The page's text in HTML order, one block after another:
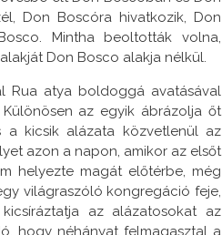
Don Boscóra hivatkozik, Don
Mintha beoltották volna,
Don Bosco alakja nélkül.
Rua atya boldoggá avatásával
az egyik ábrázolja őt
a kicsik alázata közvetlenül az
azon a napon, amikor az elsőt
helyezte magát előtérbe, még
világraszóló kongregáció feje,
az alázatosokat az
hogy néhányat felmagasztal a